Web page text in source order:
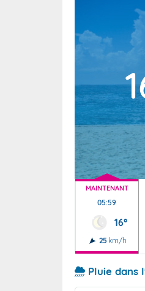
MAINTENANT
05:59
16°
25 km/h
Pluie dans